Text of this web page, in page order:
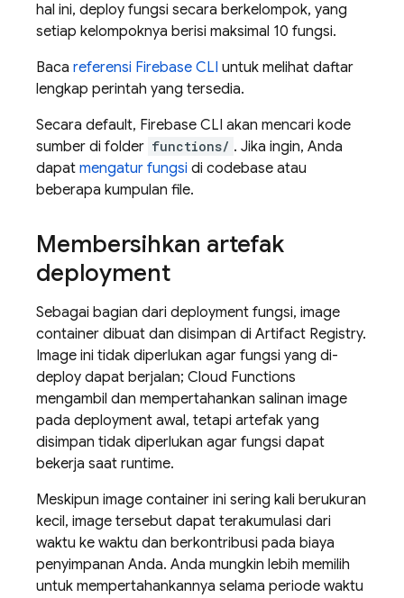
hal ini, deploy fungsi secara berkelompok, yang
setiap kelompoknya berisi maksimal 10 fungsi.
Baca referensi Firebase CLI untuk melihat daftar
lengkap perintah yang tersedia.
Secara default, Firebase CLI akan mencari kode
sumber di folder functions/ . Jika ingin, Anda
dapat mengatur fungsi di codebase atau
beberapa kumpulan file.
Membersihkan artefak
deployment
Sebagai bagian dari deployment fungsi, image
container dibuat dan disimpan di Artifact Registry.
Image ini tidak diperlukan agar fungsi yang di-
deploy dapat berjalan; Cloud Functions
mengambil dan mempertahankan salinan image
pada deployment awal, tetapi artefak yang
disimpan tidak diperlukan agar fungsi dapat
bekerja saat runtime.
Meskipun image container ini sering kali berukuran
kecil, image tersebut dapat terakumulasi dari
waktu ke waktu dan berkontribusi pada biaya
penyimpanan Anda. Anda mungkin lebih memilih
untuk mempertahankannya selama periode waktu